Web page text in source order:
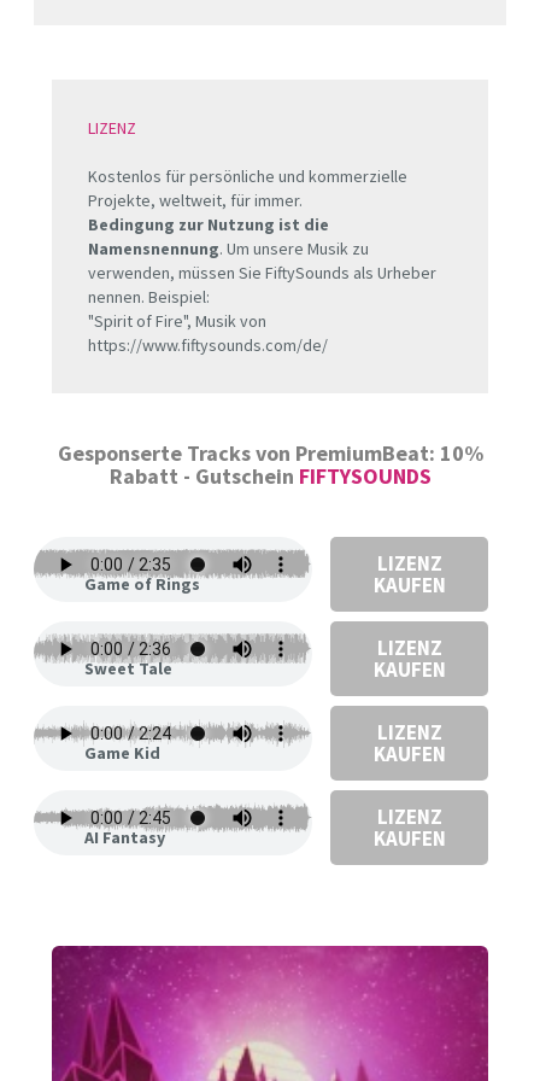
LIZENZ
Kostenlos für persönliche und kommerzielle
Projekte, weltweit, für immer.
Bedingung zur Nutzung ist die
Namensnennung. Um unsere Musik zu
verwenden, müssen Sie FiftySounds als Urheber
nennen. Beispiel:
"Spirit of Fire", Musik von
https://www.fiftysounds.com/de/
Gesponserte Tracks von PremiumBeat: 10%
Rabatt - Gutschein FIFTYSOUNDS
Game of Rings
LIZENZ
KAUFEN
Sweet Tale
LIZENZ
KAUFEN
Game Kid
LIZENZ
KAUFEN
AI Fantasy
LIZENZ
KAUFEN